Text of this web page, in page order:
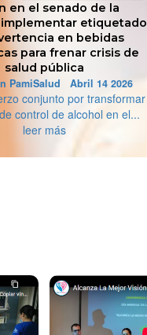
en el senado de la
etiquetado
en bebidas
para frenar crisis de
salud pública
PamiSalud Abril 14 2026
conjunto por transformar
control de alcohol en el...
leer más